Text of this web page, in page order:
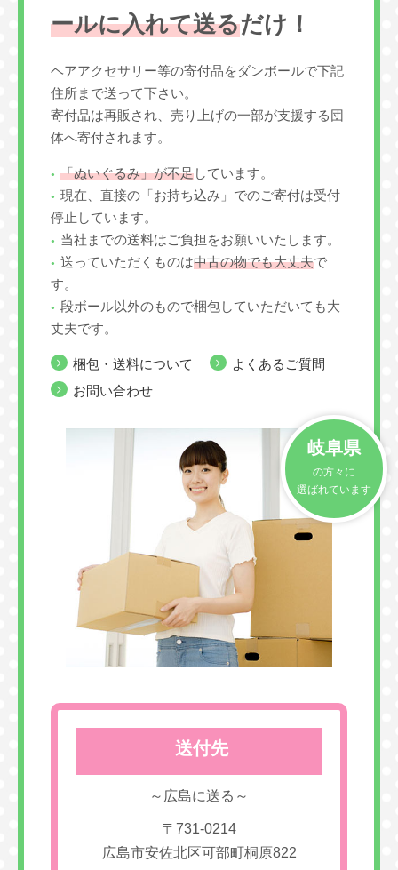
ールに入れて送るだけ！
ヘアアクセサリー等の寄付品をダンボールで下記
住所まで送って下さい。
寄付品は再販され、売り上げの一部が支援する団
体へ寄付されます。
「ぬいぐるみ」が不足しています。
現在、直接の「お持ち込み」でのご寄付は受付
停止しています。
当社までの送料はご負担をお願いいたします。
送っていただくものは中古の物でも大丈夫で
す。
段ボール以外のもので梱包していただいても大
丈夫です。
梱包・送料について
よくあるご質問
お問い合わせ
岐阜県
の方々に
選ばれています
送付先
～広島に送る～
〒731-0214
広島市安佐北区可部町桐原822